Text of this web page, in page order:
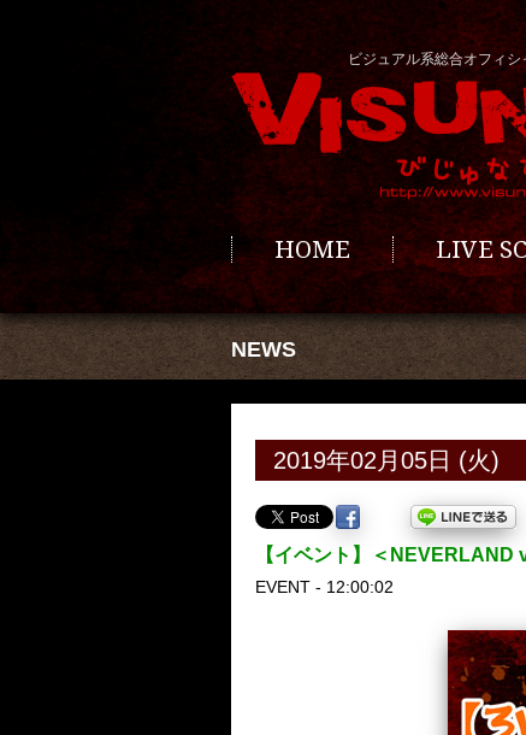
ビジュアル系総合オフィシ
HOME LIVE
NEWS
2019年02月05日 (火)
【イベント】＜NEVERLAND
EVENT - 12:00:02